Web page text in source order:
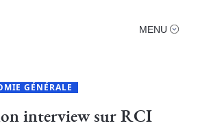
MENU
GÉNÉRALE
interview sur RCI